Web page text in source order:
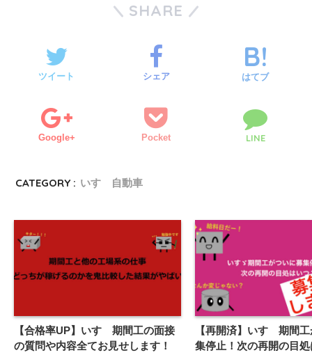
SHARE
ツイート シェア はてブ
Google+ Pocket LINE
CATEGORY : いすゞ自動車
【合格率UP】いすゞ期間工の面接
の質問や内容全てお見せします！
【再開済】いすゞ期間
集停止！次の再開の目